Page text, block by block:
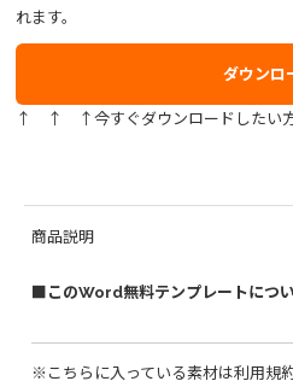
れます。
ダウンロ
↑ ↑ ↑今すぐダウンロードしたい方
商品説明
■このWord無料テンプレートにつ
※こちらに入っている素材は利用規